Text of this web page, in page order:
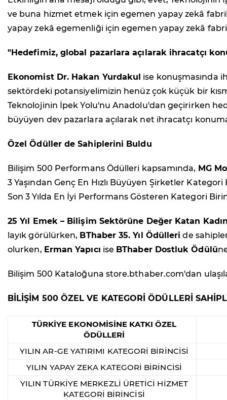
ve buna hizmet etmek için egemen yapay zekâ
yapay zekâ egemenliği için egemen yapay zekâ
"Hedefimiz, global pazarlara açılarak ihracatçı
Ekonomist Dr. Hakan Yurdakul ise konuşmasında
sektördeki potansiyelimizin henüz çok küçük bir
Teknolojinin İpek Yolu'nu Anadolu'dan geçirirken
büyüyen dev pazarlara açılarak net ihracatçı
Özel Ödüller de Sahiplerini Buldu
Bilişim 500 Performans Ödülleri kapsamında, MG
3 Yaşından Genç En Hızlı Büyüyen Şirketler
Son 3 Yılda En İyi Performans Gösteren Kategori
25 Yıl Emek – Bilişim Sektörüne Değer Katan
layık görülürken, BThaber 35. Yıl Ödülleri de
olurken, Erman Yapıcı ise BThaber Dostluk Ödülü
Bilişim 500 Kataloğuna store.bthaber.com'dan
BİLİŞİM 500 ÖZEL VE KATEGORİ ÖDÜLLERİ
TÜRKİYE EKONOMİSİNE KATKI ÖZEL
ÖDÜLLERİ
YILIN AR-GE YATIRIMI KATEGORİ BİRİNCİSİ
YILIN YAPAY ZEKA KATEGORİ BİRİNCİSİ
YILIN TÜRKİYE MERKEZLİ ÜRETİCİ HİZMET
KATEGORİ BİRİNCİSİ